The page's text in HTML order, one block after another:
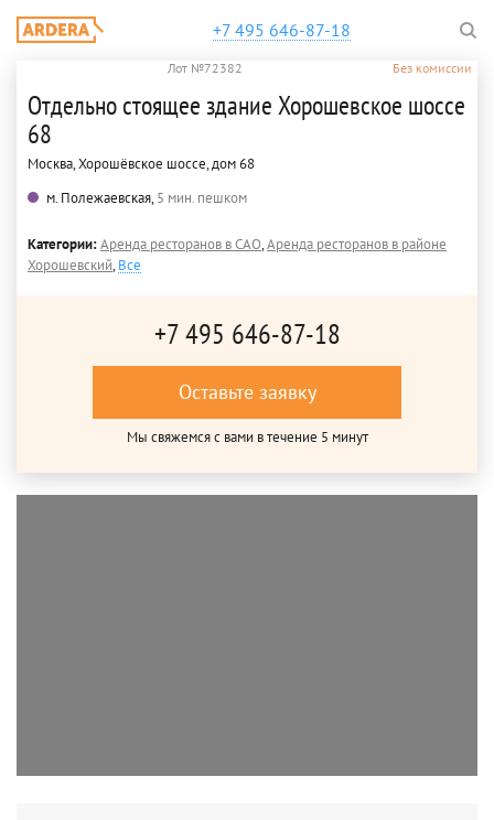
+7 495 646-87-18
Лот №72382 Без комиссии
Отдельно стоящее здание Хорошевское шоссе
68
Москва, Хорошёвское шоссе, дом 68
м. Полежаевская,5 мин. пешком
Категории:Аренда ресторанов в САО,Аренда ресторанов в районе
Хорошевский,Все
+7 495 646-87-18
Оставьте заявку
Мы свяжемся с вами в течение 5 минут